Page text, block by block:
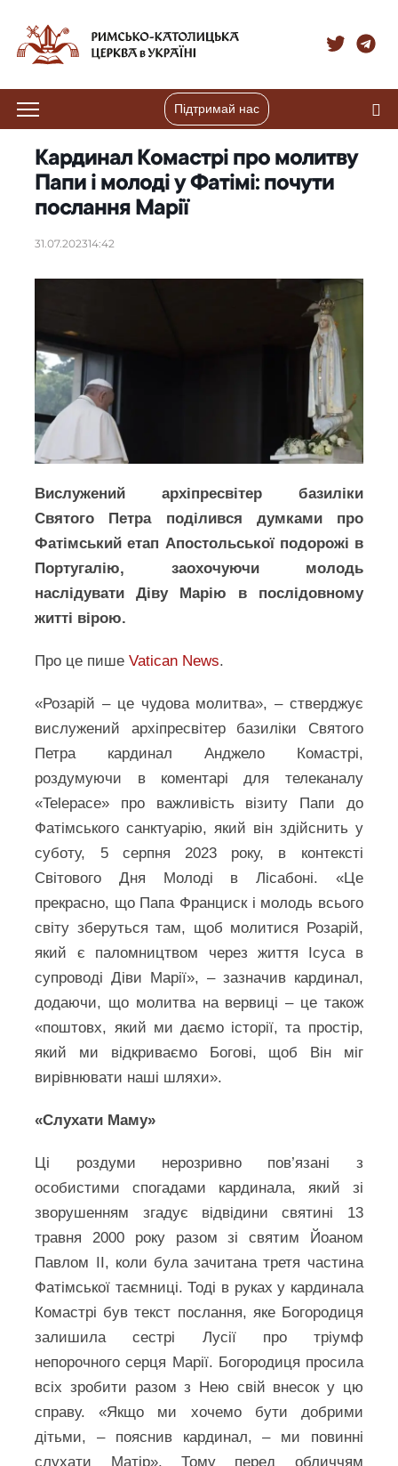
Підтримай нас
Кардинал Комастрі про молитву
Папи і молоді у Фатімі: почути
послання Марії
31.07.202314:42
Вислужений архіпресвітер базиліки
Святого Петра поділився думками про
Фатімський етап Апостольської подорожі в
Португалію, заохочуючи молодь
наслідувати Діву Марію в послідовному
житті вірою.
Про це пишеVatican News.
«Розарій – це чудова молитва», – стверджує
вислужений архіпресвітер базиліки Святого
Петра кардинал Анджело Комастрі,
роздумуючи в коментарі для телеканалу
«Telepace» про важливість візиту Папи до
Фатімського санктуарію, який він здійснить у
суботу, 5 серпня 2023 року, в контексті
Світового Дня Молоді в Лісабоні. «Це
прекрасно, що Папа Франциск і молодь всього
світу зберуться там, щоб молитися Розарій,
який є паломництвом через життя Ісуса в
супроводі Діви Марії», – зазначив кардинал,
додаючи, що молитва на вервиці – це також
«поштовх, який ми даємо історії, та простір,
який ми відкриваємо Богові, щоб Він міг
вирівнювати наші шляхи».
«Слухати Маму»
Ці роздуми нерозривно пов’язані з
особистими спогадами кардинала, який зі
зворушенням згадує відвідини святині 13
травня 2000 року разом зі святим Йоаном
Павлом II, коли була зачитана третя частина
Фатімської таємниці. Тоді в руках у кардинала
Комастрі був текст послання, яке Богородиця
залишила сестрі Лусії про тріумф
непорочного серця Марії. Богородиця просила
всіх зробити разом з Нею свій внесок у цю
справу. «Якщо ми хочемо бути добрими
дітьми, – пояснив кардинал, – ми повинні
слухати Матір». Тому перед обличчям